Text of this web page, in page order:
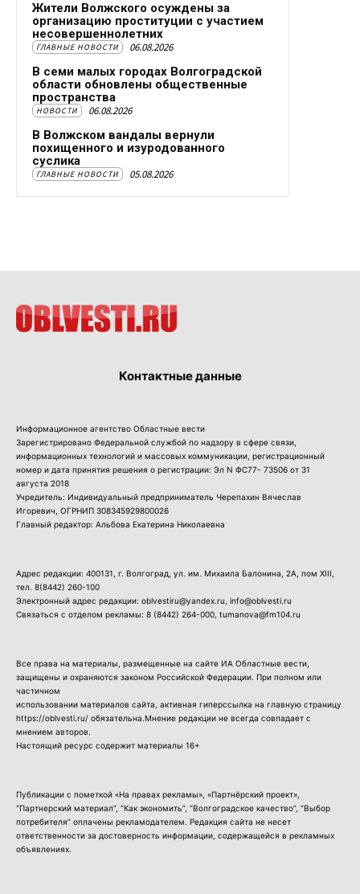
Жители Волжского осуждены за
организацию проституции с участием
несовершеннолетних
ГЛАВНЫЕ НОВОСТИ 06.08.2026
В семи малых городах Волгоградской
области обновлены общественные
пространства
НОВОСТИ 06.08.2026
В Волжском вандалы вернули
похищенного и изуродованного
суслика
ГЛАВНЫЕ НОВОСТИ 05.08.2026
Контактные данные
Информационное агентство Областные вести
Зарегистрировано Федеральной службой по надзору в сфере связи,
информационных технологий и массовых коммуникации, регистрационный
номер и дата принятия решения о регистрации: Эл N ФС77- 73506 от 31
августа 2018
Учредитель: Индивидуальный предприниматель Черепахин Вячеслав
Игоревич, ОГРНИП 308345929800026
Главный редактор: Альбова Екатерина Николаевна
Адрес редакции: 400131, г. Волгоград, ул. им. Михаила Балонина, 2А, пом XIII,
тел. 8(8442) 260-100
Электронный адрес редакции: oblvestiru@yandex.ru, info@oblvesti.ru
Связаться с отделом рекламы: 8 (8442) 264-000 , tumanova@fm104.ru
Все права на материалы, размещенные на сайте ИА Областные вести,
защищены и охраняются законом Российской Федерации. При полном или
частичном
использовании материалов сайта, активная гиперссылка на главную страницу
https://oblvesti.ru/ обязательна.Мнение редакции не всегда совпадает с
мнением авторов.
Настоящий ресурс содержит материалы 16+
Публикации с пометкой «На правах рекламы», «Партнёрский проект»,
“Партнерский материал”, “Как экономить”, “Волгоградское качество”, “Выбор
потребителя” оплачены рекламодателем. Редакция сайта не несет
ответственности за достоверность информации, содержащейся в рекламных
объявлениях.